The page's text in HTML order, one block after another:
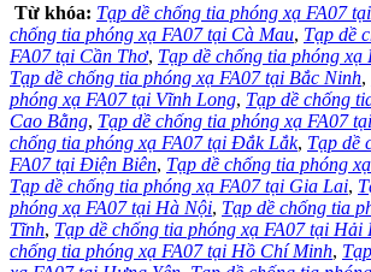
Từ khóa: Tạp dề chống tia phóng xạ FA07
chống tia phóng xạ FA07 tại Cà Mau, Tạp dề
FA07 tại Cần Thơ, Tạp dề chống tia phóng
Tạp dề chống tia phóng xạ FA07 tại Bắc Ninh,
phóng xạ FA07 tại Vĩnh Long, Tạp dề chống
Cao Bằng, Tạp dề chống tia phóng xạ FA07
chống tia phóng xạ FA07 tại Đắk Lắk, Tạp dề
FA07 tại Điện Biên, Tạp dề chống tia phóng
Tạp dề chống tia phóng xạ FA07 tại Gia Lai,
phóng xạ FA07 tại Hà Nội, Tạp dề chống tia
Tĩnh, Tạp dề chống tia phóng xạ FA07 tại Hải
chống tia phóng xạ FA07 tại Hồ Chí Minh,